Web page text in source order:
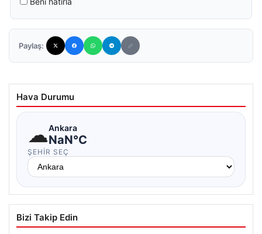
Paylaş:
Hava Durumu
☁Ankara
NaN°C
ŞEHIR SEÇ
Bizi Takip Edin